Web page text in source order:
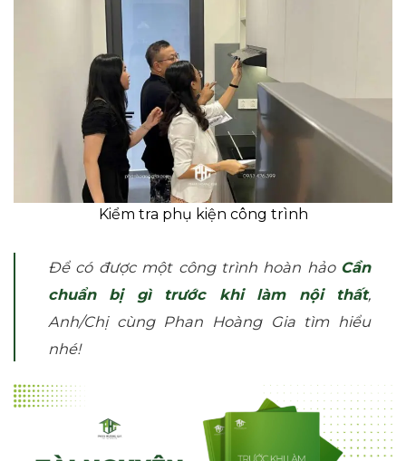
Kiểm tra phụ kiện công trình
Để có được một công trình hoàn hảo Cần
chuẩn bị gì trước khi làm nội thất,
Anh/Chị cùng Phan Hoàng Gia tìm hiểu
nhé!